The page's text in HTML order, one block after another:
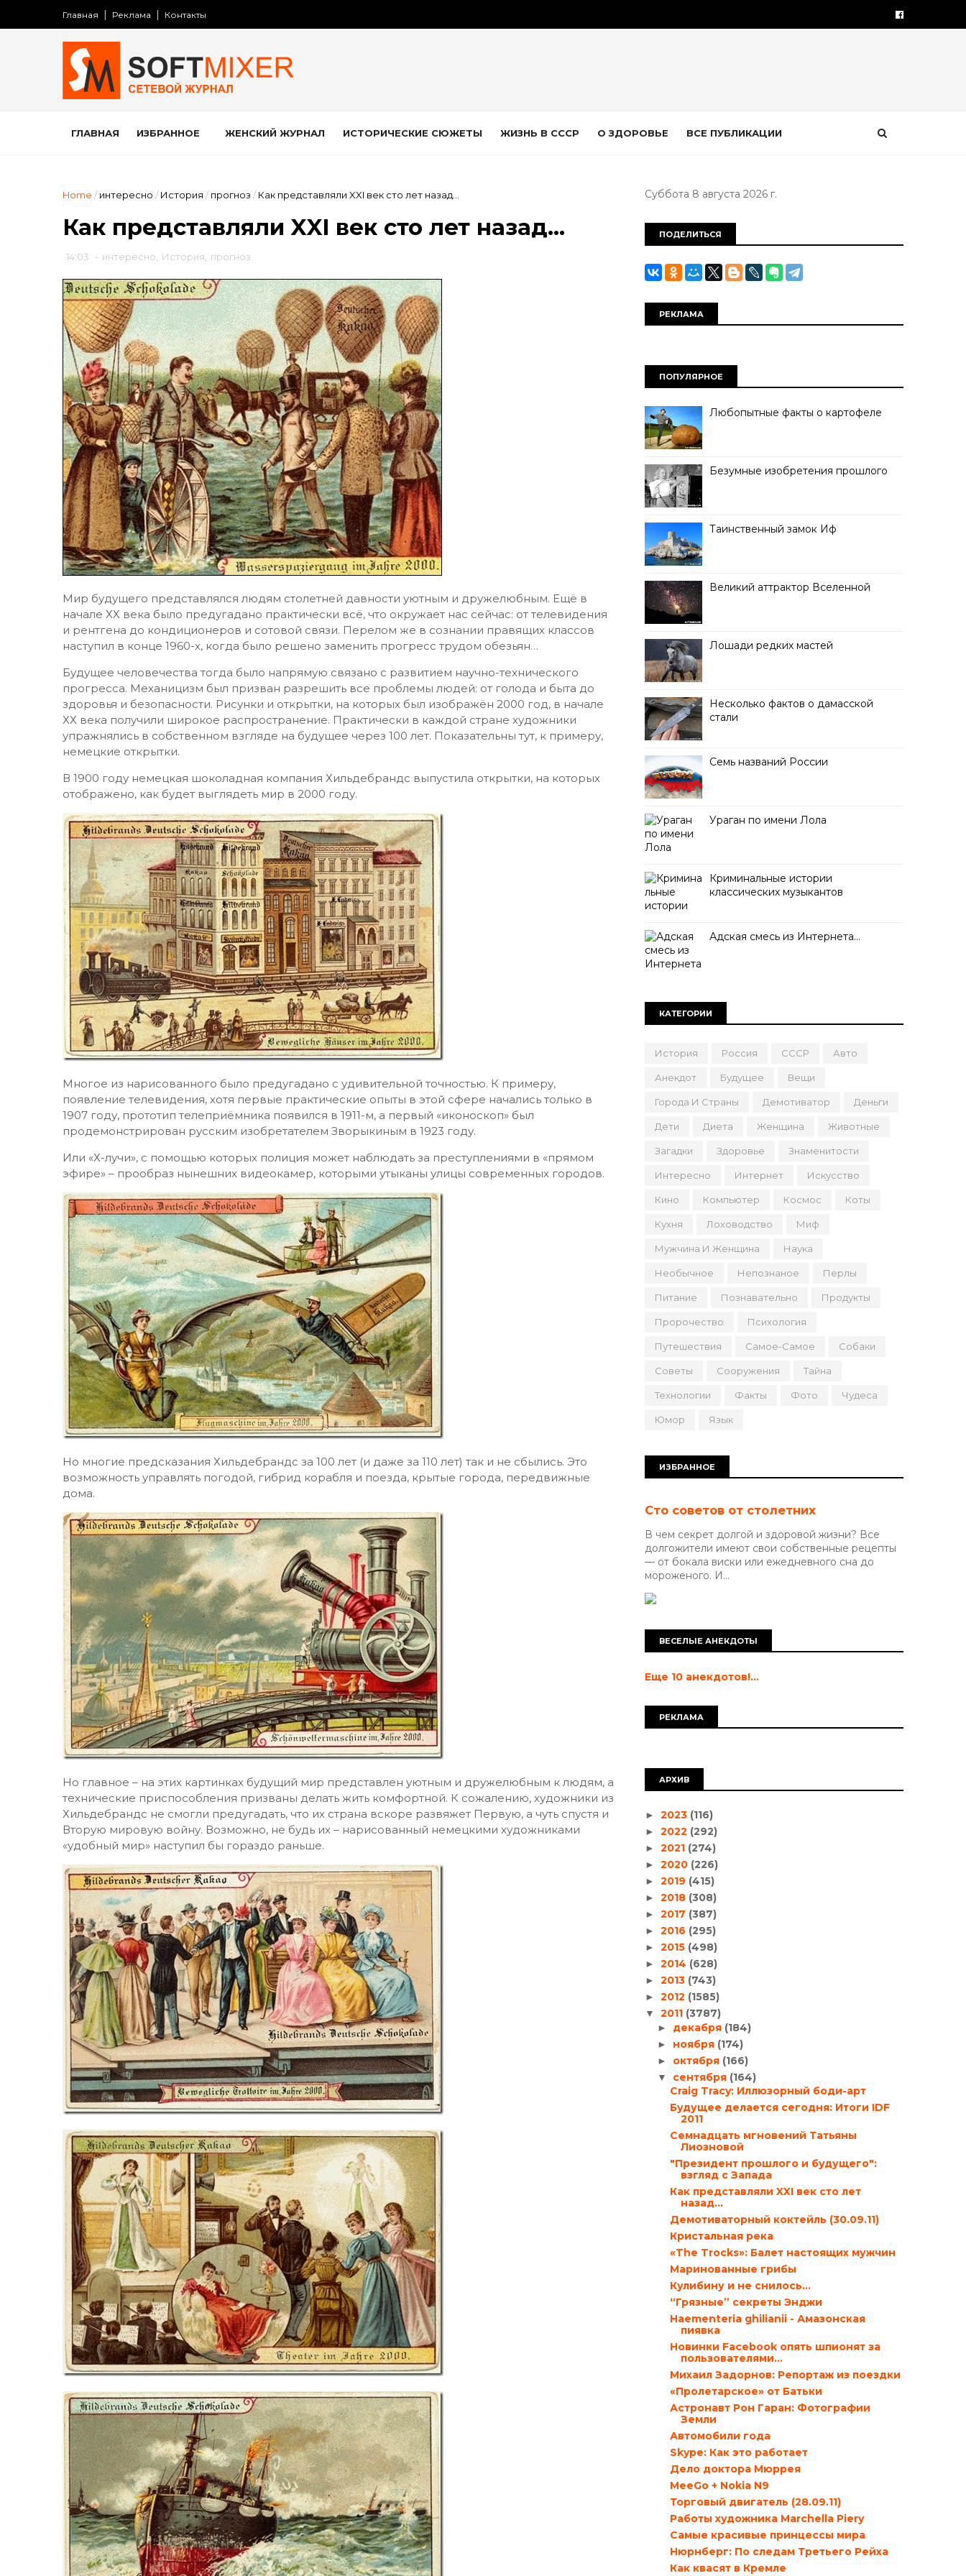
Главная Реклама Контакты
ГЛАВНАЯ ИЗБРАННОЕ ЖЕНСКИЙ ЖУРНАЛ ИСТОРИЧЕСКИЕ СЮЖЕТЫ ЖИЗНЬ В СССР О ЗДОРОВЬЕ ВСЕ ПУБЛИКАЦИИ
Home / интересно / История / прогноз / Как представляли XXI век сто лет назад…
Как представляли XXI век сто лет назад…
14:03 - интересно История прогноз
Мир будущего представлялся людям столетней давности уютным и дружелюбным. Ещё в
начале ХХ века было предугадано практически всё, что окружает нас сейчас: от телевидения
и рентгена до кондиционеров и сотовой связи. Перелом же в сознании правящих классов
наступил в конце 1960-х, когда было решено заменить прогресс трудом обезьян…
Будущее человечества тогда было напрямую связано с развитием научно-технического
прогресса. Механицизм был призван разрешить все проблемы людей: от голода и быта до
здоровья и безопасности. Рисунки и открытки, на которых был изображён 2000 год, в начале
ХХ века получили широкое распространение. Практически в каждой стране художники
упражнялись в собственном взгляде на будущее через 100 лет. Показательны тут, к примеру,
немецкие открытки.
В 1900 году немецкая шоколадная компания Хильдебрандс выпустила открытки, на которых
отображено, как будет выглядеть мир в 2000 году.
Многое из нарисованного было предугадано с удивительной точностью. К примеру,
появление телевидения, хотя первые практические опыты в этой сфере начались только в
1907 году, прототип телеприёмника появился в 1911-м, а первый «иконоскоп» был
продемонстрирован русским изобретателем Зворыкиным в 1923 году.
Или «Х-лучи», с помощью которых полиция может наблюдать за преступлениями в «прямом
эфире» – прообраз нынешних видеокамер, которыми утыканы улицы современных городов.
Но многие предсказания Хильдебрандс за 100 лет (и даже за 110 лет) так и не сбылись. Это
возможность управлять погодой, гибрид корабля и поезда, крытые города, передвижные
дома.
Но главное – на этих картинках будущий мир представлен уютным и дружелюбным к людям, а
технические приспособления призваны делать жить комфортной. К сожалению, художники из
Хильдебрандс не смогли предугадать, что их страна вскоре развяжет Первую, а чуть спустя и
Вторую мировую войну. Возможно, не будь их – нарисованный немецкими художниками
«удобный мир» наступил бы гораздо раньше.
Суббота 8 августа 2026 г.
ПОДЕЛИТЬСЯ
РЕКЛАМА
ПОПУЛЯРНОЕ
Любопытные факты о картофеле
Безумные изобретения прошлого
Таинственный замок Иф
Великий аттрактор Вселенной
Лошади редких мастей
Несколько фактов о дамасской
стали
Семь названий России
Ураган по имени Лола
Криминальные истории
классических музыкантов
Адская смесь из Интернета…
КАТЕГОРИИ
История Россия СССР Авто
Анекдот Будущее Вещи
Города И Страны Демотиватор Деньги
Дети Диета Женщина Животные
Загадки Здоровье Знаменитости
Интересно Интернет Искусство
Кино Компьютер Космос Коты
Кухня Лоховодство Миф
Мужчина И Женщина Наука
Необычное Непознаное Перлы
Питание Познавательно Продукты
Пророчество Психология
Путешествия Самое-Самое Собаки
Советы Сооружения Тайна
Технологии Факты Фото Чудеса
Юмор Язык
ИЗБРАННОЕ
Сто советов от столетних
В чем секрет долгой и здоровой жизни? Все
долгожители имеют свои собственные рецепты
— от бокала виски или ежедневного сна до
мороженого. И...
ВЕСЕЛЫЕ АНЕКДОТЫ
Еще 10 анекдотов!...
РЕКЛАМА
АРХИВ
► 2023 (116)
► 2022 (292)
► 2021 (274)
► 2020 (226)
► 2019 (415)
► 2018 (308)
► 2017 (387)
► 2016 (295)
► 2015 (498)
► 2014 (628)
► 2013 (743)
► 2012 (1585)
▼ 2011 (3787)
► декабря (184)
► ноября (174)
► октября (166)
▼ сентября (164)
Craig Tracy: Иллюзорный боди-арт
Будущее делается сегодня: Итоги IDF
2011
Семнадцать мгновений Татьяны
Лиозновой
"Президент прошлого и будущего":
взгляд с Запада
Как представляли XXI век сто лет
назад…
Демотиваторный коктейль (30.09.11)
Кристальная река
«The Trocks»: Балет настоящих мужчин
Маринованные грибы
Кулибину и не снилось…
“Грязные” секреты Энджи
Haementeria ghilianii - Амазонская
пиявка
Новинки Facebook опять шпионят за
пользователями…
Михаил Задорнов: Репортаж из поездки
«Пролетарское» от Батьки
Астронавт Рон Гаран: Фотографии
Земли
Автомобили года
Skype: Как это работает
Дело доктора Мюррея
MeeGo + Nokia N9
Торговый двигатель (28.09.11)
Работы художника Marchella Piery
Самые красивые принцессы мира
Нюрнберг: По следам Третьего Рейха
Как квасят в Кремле